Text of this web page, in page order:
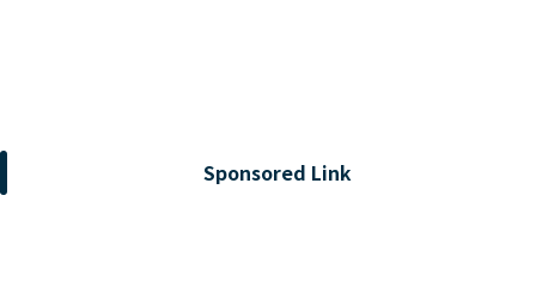
Sponsored Link